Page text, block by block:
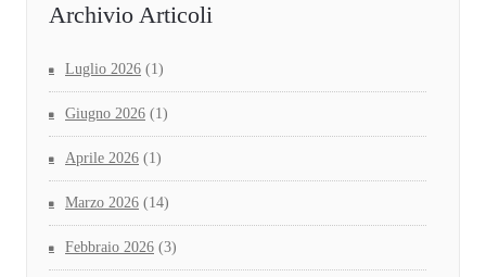
Archivio Articoli
Luglio 2026 (1)
Giugno 2026 (1)
Aprile 2026 (1)
Marzo 2026 (14)
Febbraio 2026 (3)